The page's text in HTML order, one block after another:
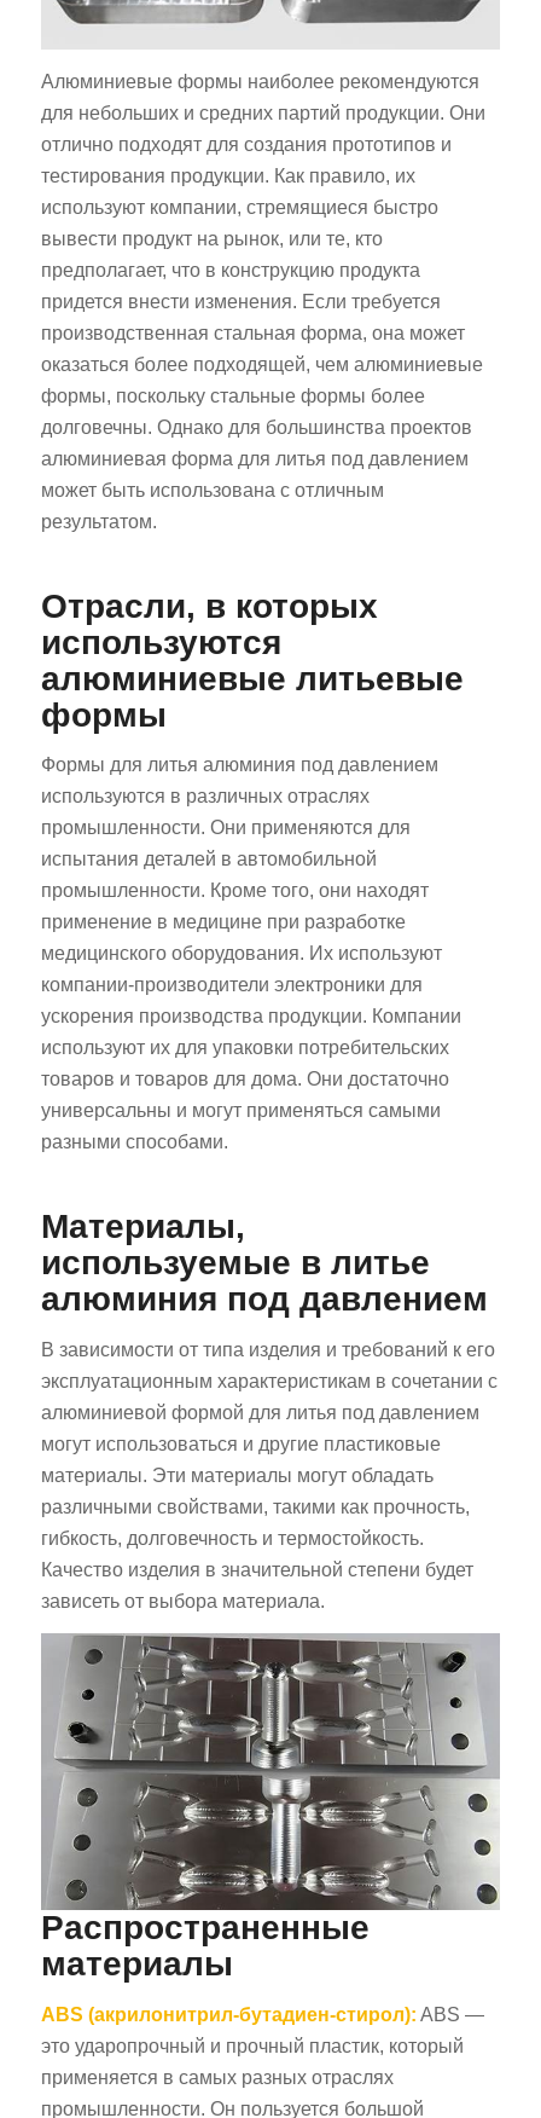
Алюминиевые формы наиболее рекомендуются
для небольших и средних партий продукции. Они
отлично подходят для создания прототипов и
тестирования продукции. Как правило, их
используют компании, стремящиеся быстро
вывести продукт на рынок, или те, кто
предполагает, что в конструкцию продукта
придется внести изменения. Если требуется
производственная стальная форма, она может
оказаться более подходящей, чем алюминиевые
формы, поскольку стальные формы более
долговечны. Однако для большинства проектов
алюминиевая форма для литья под давлением
может быть использована с отличным
результатом.
Отрасли, в которых
используются
алюминиевые литьевые
формы
Формы для литья алюминия под давлением
используются в различных отраслях
промышленности. Они применяются для
испытания деталей в автомобильной
промышленности. Кроме того, они находят
применение в медицине при разработке
медицинского оборудования. Их используют
компании-производители электроники для
ускорения производства продукции. Компании
используют их для упаковки потребительских
товаров и товаров для дома. Они достаточно
универсальны и могут применяться самыми
разными способами.
Материалы,
используемые в литье
алюминия под давлением
В зависимости от типа изделия и требований к его
эксплуатационным характеристикам в сочетании с
алюминиевой формой для литья под давлением
могут использоваться и другие пластиковые
материалы. Эти материалы могут обладать
различными свойствами, такими как прочность,
гибкость, долговечность и термостойкость.
Качество изделия в значительной степени будет
зависеть от выбора материала.
Распространенные
материалы
ABS (акрилонитрил-бутадиен-стирол): ABS —
это ударопрочный и прочный пластик, который
применяется в самых разных отраслях
промышленности. Он пользуется большой